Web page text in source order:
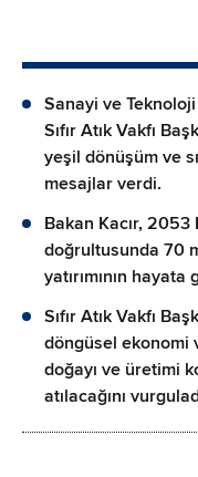
Sanayi ve
Sıfır Atık Vakfı
yeşil dönüşüm ve
mesajlar verdi.
Bakan Kacır, 2053
doğrultusunda 70
yatırımının
Sıfır Atık Vakfı
döngüsel ekonomi
doğayı ve üretimi
atılacağını